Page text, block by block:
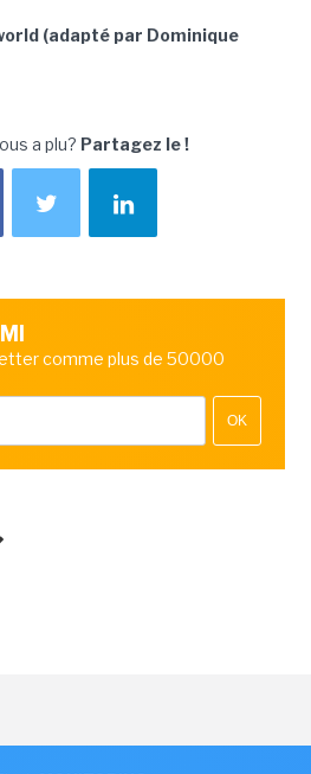
(adapté par Dominique
a plu? Partagez le !
comme plus de 50000
OK